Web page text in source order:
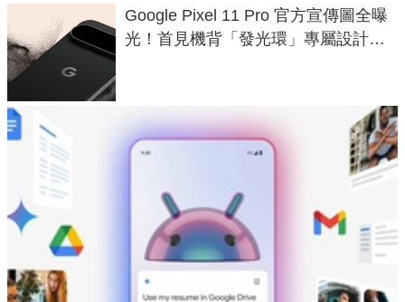
Google Pixel 11 Pro 官方宣傳圖全曝
光！首見機背「發光環」專屬設計、